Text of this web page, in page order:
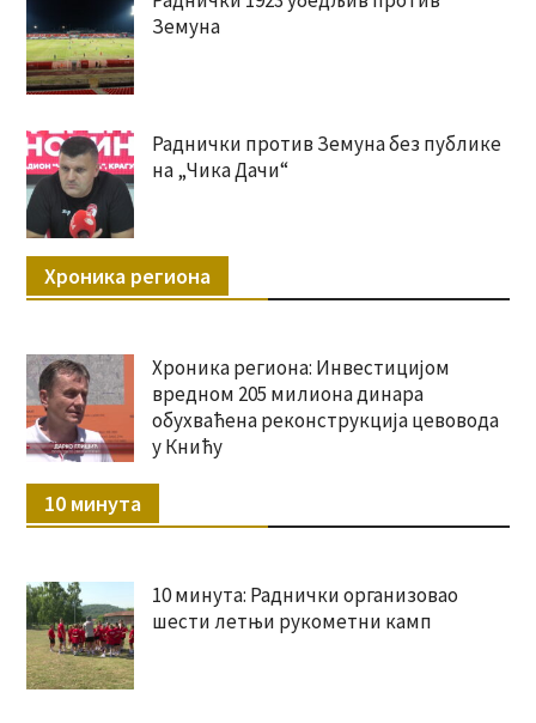
Земуна
Раднички против Земуна без публике
на „Чика Дачи“
Хроника региона
Хроника региона: Инвестицијом
вредном 205 милиона динара
обухваћена реконструкција цевовода
у Книћу
10 минута
10 минута: Раднички организовао
шести летњи рукометни камп